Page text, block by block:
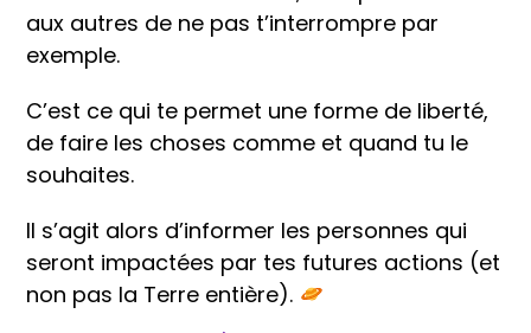
aux autres de ne pas t’interrompre par
exemple.
C’est ce qui te permet une forme de liberté,
de faire les choses comme et quand tu le
souhaites.
Il s’agit alors d’informer les personnes qui
seront impactées par tes futures actions (et
non pas la Terre entière).